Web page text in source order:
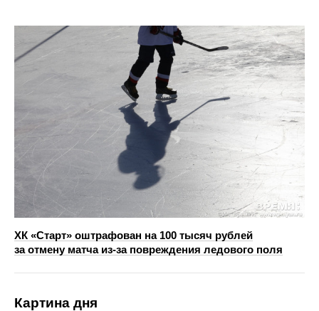
ХК «Старт» оштрафован на 100 тысяч рублей
за отмену матча из-за повреждения ледового поля
Картина дня